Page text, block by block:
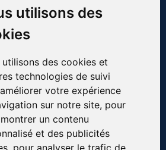
utilisons des
utilisons des cookies et
technologies de suivi
votre expérience
sur notre site, pour
un contenu
et des publicités
pour analyser le trafic de
professionnels